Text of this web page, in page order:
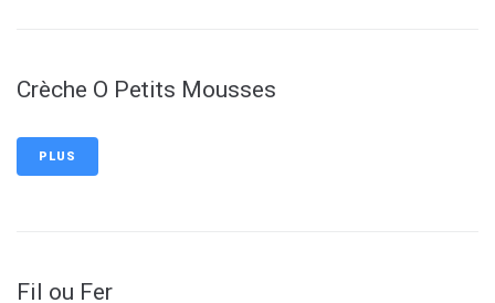
Crèche O Petits Mousses
PLUS
Fil ou Fer